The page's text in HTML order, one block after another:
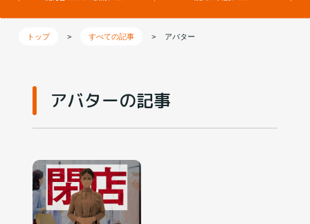
トップ > すべての記事 > アバター
アバターの記事